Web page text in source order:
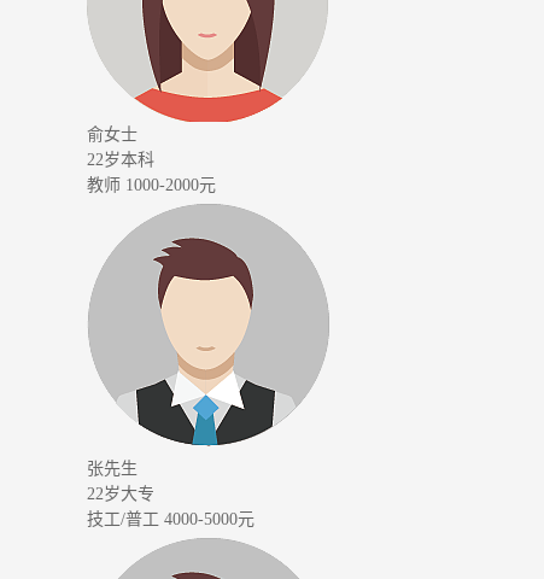
俞女士
22岁本科
教师 1000-2000元
张先生
22岁大专
技工/普工 4000-5000元